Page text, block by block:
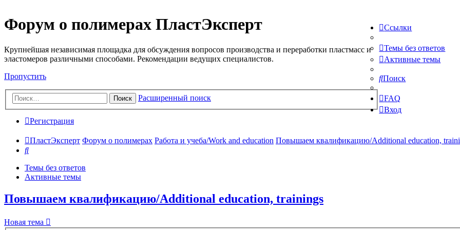
Форум о полимерах ПластЭксперт
Крупнейшая независимая площадка для обсуждения вопросов производства и переработки пластмасс и
эластомеров различными способами. Рекомендации ведущих специалистов.
Пропустить
Поиск Расширенный поиск
Ссылки
Темы без ответов
Активные темы
Поиск
FAQ
Вход
Регистрация
ПластЭксперт Форум о полимерах Работа и учеба/Work and education Повышаем квалификацию/Additional education,
Поиск
Темы без ответов
Активные темы
Повышаем квалификацию/Additional education, trainings
Новая тема